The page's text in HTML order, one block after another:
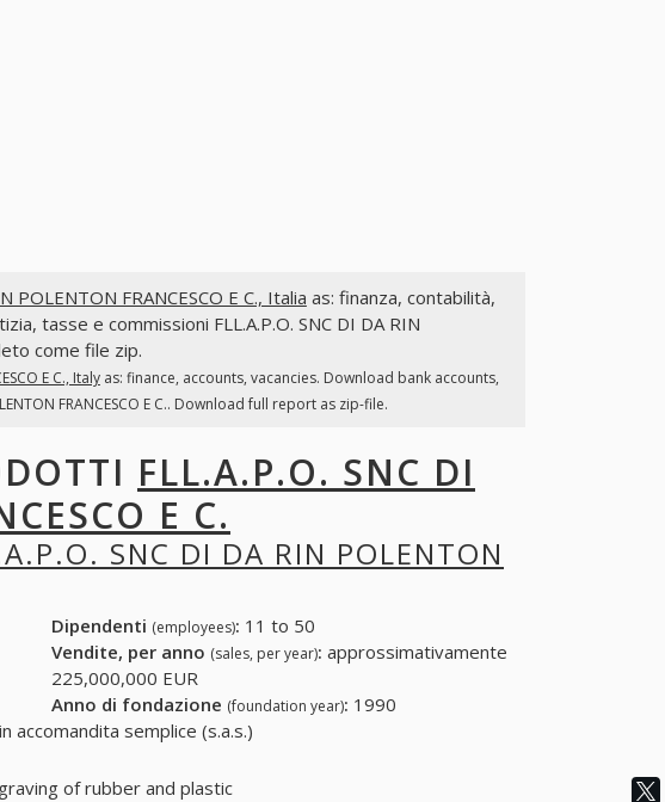
POLENTON FRANCESCO E C., Italia as: finanza, contabilità,
tasse e commissioni FLL.A.P.O. SNC DI DA RIN
come file zip.
E C., Italyas: finance, accounts, vacancies. Download bank accounts,
FRANCESCO E C.. Download full report as zip-file.
FLL.A.P.O. SNC DI
E C.
SNC DI DA RIN POLENTON
Dipendenti (employees): 11 to 50
Vendite, per anno (sales, per year): approssimativamente
225,000,000 EUR
Anno di fondazione (foundation year): 1990
accomandita semplice (s.a.s.)
of rubber and plastic